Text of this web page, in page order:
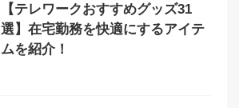
【テレワークおすすめグッズ31
選】在宅勤務を快適にするアイテ
ムを紹介！